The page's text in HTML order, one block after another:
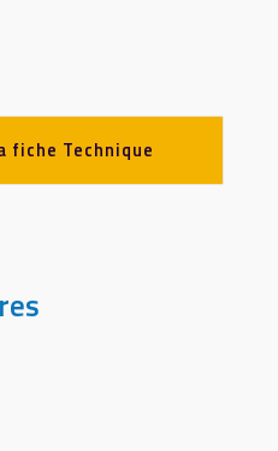
fiche Technique